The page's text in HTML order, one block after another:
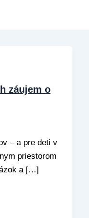
záujem o
– a pre deti v
priestorom
a […]